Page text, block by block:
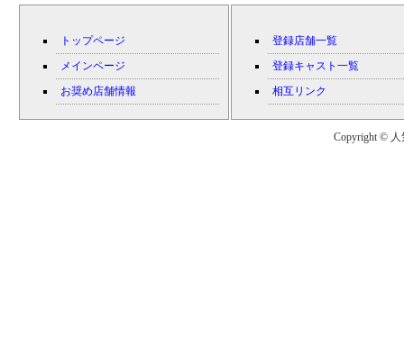
トップページ
メインページ
お奨め店舗情報
登録店舗一覧
登録キャスト一覧
相互リンク
Copyright © 人